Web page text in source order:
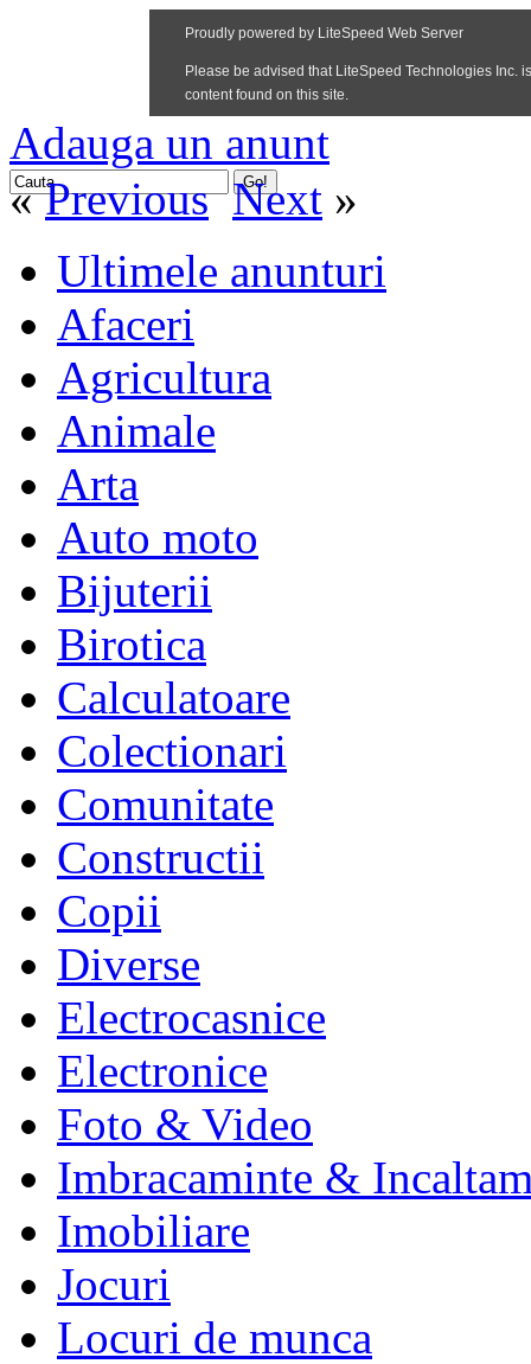
Adauga un anunt
«Previous Next »
Ultimele anunturi
Afaceri
Agricultura
Animale
Arta
Auto moto
Bijuterii
Birotica
Calculatoare
Colectionari
Comunitate
Constructii
Copii
Diverse
Electrocasnice
Electronice
Foto & Video
Imbracaminte &
Imobiliare
Jocuri
Locuri de munca